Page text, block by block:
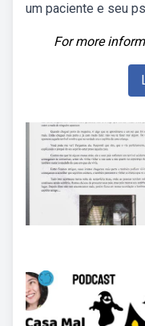
um paciente e seu
For more